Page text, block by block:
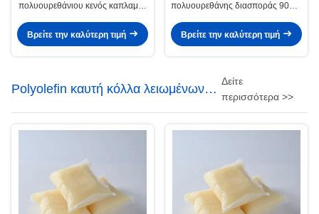
πολυουρεθάνιου κενός καπλαμάς
στο νερό
Βρείτε την καλύτερη τιμή
πολυουρεθάνης διασποράς 9009-
Βρείτε την καλύτερη τιμή
Polyolefin καυτή κόλλα λειωμένων
μετάλλων
Δείτε
περισσότερα >>